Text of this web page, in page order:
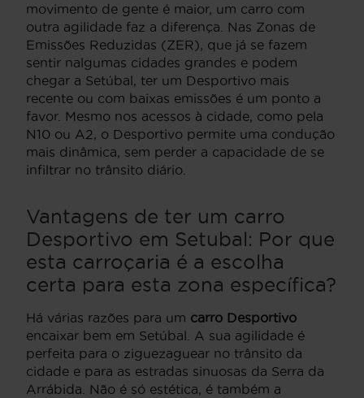
movimento de gente é maior, um carro com
outra agilidade faz a diferença. Nas Zonas de
Emissões Reduzidas (ZER), que já se fazem
sentir nalgumas cidades grandes e podem
chegar a Setúbal, ter um Desportivo mais
recente ou com baixas emissões é um ponto a
favor. Mesmo nos acessos à cidade, como pela
N10 ou A2, o Desportivo permite uma condução
mais dinâmica, sem perder a capacidade de se
infiltrar no trânsito diário.
Vantagens de ter um carro
Desportivo em Setubal: Por que
esta carroçaria é a escolha
certa para esta zona específica?
Há várias razões para um carro Desportivo
encaixar bem em Setúbal. A sua agilidade é
perfeita para o ziguezaguear no trânsito da
cidade e para as estradas sinuosas da Serra da
Arrábida. Não é só estética, é também a